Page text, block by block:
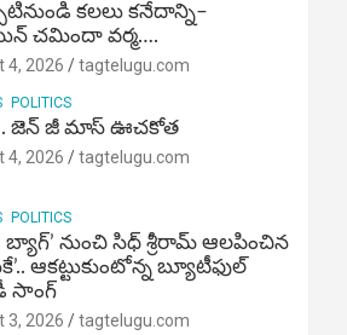
కలలు కనేదాన్ని–
చమిందా వర్మ….
4, 2026 tagtelugu.com
POLITICS
జెన్ జీ మాస్ ఊచకోత
4, 2026 tagtelugu.com
POLITICS
బ్యాగ్’ నుంచి సిధ్ శ్రీరామ్ ఆలపించిన
ఆకట్టుకుంటోన్న బ్యూటీఫుల్
సాంగ్
3, 2026 tagtelugu.com